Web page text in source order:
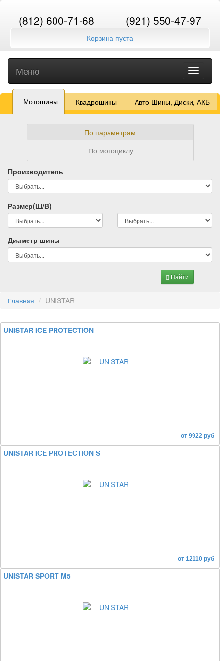
(812) 600-71-68 (921) 550-47-97
Корзина пуста
Toggle
Меню
Мотошины Квадрошины Авто Шины, Диски, АКБ
По параметрам
По мотоциклу
Производитель
Размер(Ш/В)
Диаметр шины
Найти
Главная UNISTAR
UNISTAR ICE PROTECTION
от 9922 руб
UNISTAR ICE PROTECTION S
от 12110 руб
UNISTAR SPORT M5